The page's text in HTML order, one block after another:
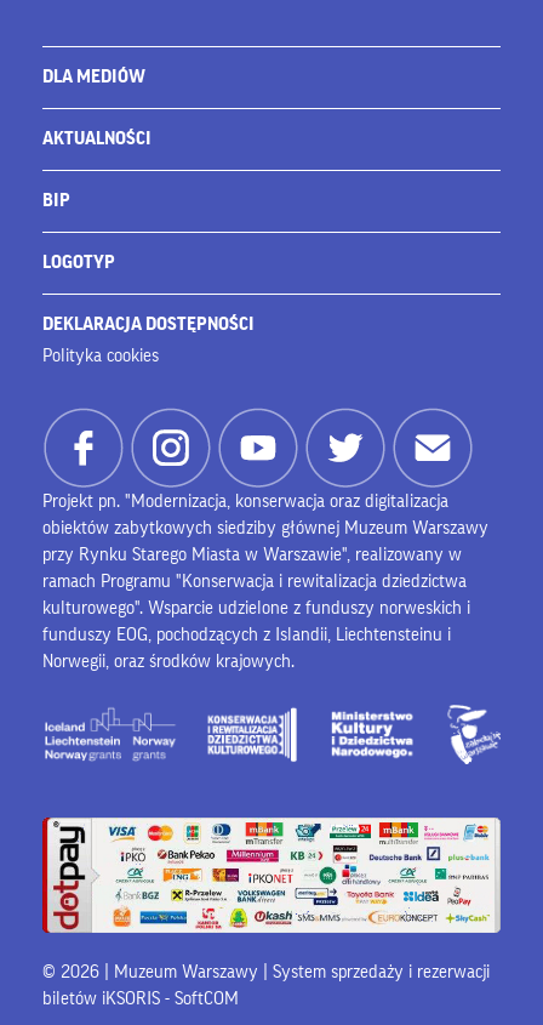
DLA MEDIÓW
AKTUALNOŚCI
BIP
LOGOTYP
DEKLARACJA DOSTĘPNOŚCI
Polityka cookies
Projekt pn. "Modernizacja, konserwacja oraz digitalizacja
obiektów zabytkowych siedziby głównej Muzeum Warszawy
przy Rynku Starego Miasta w Warszawie", realizowany w
ramach Programu "Konserwacja i rewitalizacja dziedzictwa
kulturowego". Wsparcie udzielone z funduszy norweskich i
funduszy EOG, pochodzących z Islandii, Liechtensteinu i
Norwegii, oraz środków krajowych.
© 2026 | Muzeum Warszawy | System sprzedaży i rezerwacji
biletów iKSORIS - SoftCOM